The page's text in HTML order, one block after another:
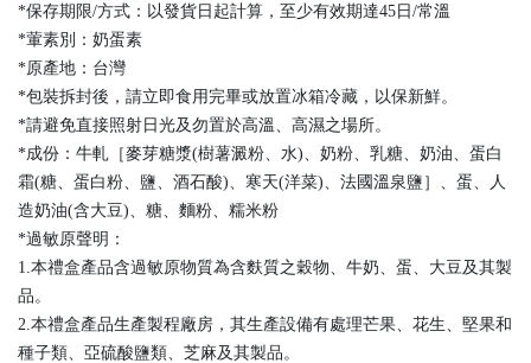
*保存期限/方式：以發貨日起計算，至少有效期達45日/常溫
*葷素別：奶蛋素
*原產地：台灣
*包裝拆封後，請立即食用完畢或放置冰箱冷藏，以保新鮮。
*請避免直接照射日光及勿置於高溫、高濕之場所。
*成份：牛軋［麥芽糖漿(樹薯澱粉、水)、奶粉、乳糖、奶油、蛋白
霜(糖、蛋白粉、鹽、酒石酸)、寒天(洋菜)、法國溫泉鹽］、蛋、人
造奶油(含大豆)、糖、麵粉、糯米粉
*過敏原聲明：
1.本禮盒產品含過敏原物質為含麩質之穀物、牛奶、蛋、大豆及其製
品。
2.本禮盒產品生產製程廠房，其生產設備有處理芒果、花生、堅果和
種子類、亞硫酸鹽類、芝麻及其製品。